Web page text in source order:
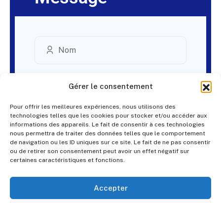
Gérer le consentement
Pour offrir les meilleures expériences, nous utilisons des
technologies telles que les cookies pour stocker et/ou accéder aux
informations des appareils. Le fait de consentir à ces technologies
nous permettra de traiter des données telles que le comportement
de navigation ou les ID uniques sur ce site. Le fait de ne pas consentir
ou de retirer son consentement peut avoir un effet négatif sur
certaines caractéristiques et fonctions.
Accepter